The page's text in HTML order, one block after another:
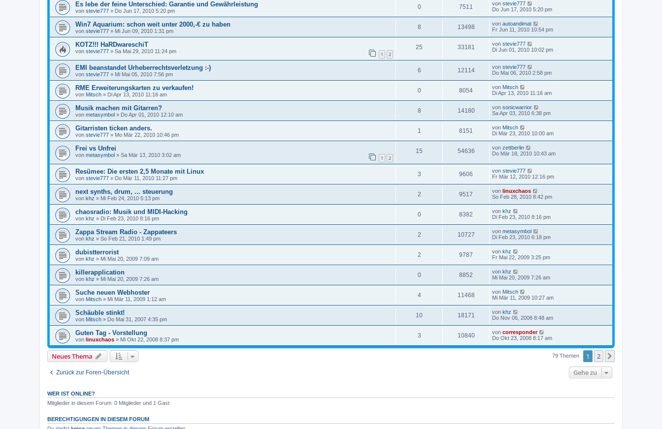
Es lebe der feine Unterschied: Garantie und Gewährleistung
von stevie777 » Do Jun 17, 2010 5:20 pm
0 7511 von stevie777
Do Jun 17, 2010 5:20 pm
Win7 Aquarium: schon weit unter 2000,-€ zu haben
von stevie777 » Mi Jun 09, 2010 1:31 pm
8 13498 von autoandimat
Fr Jun 11, 2010 10:54 pm
KOTZ!!! HaRDwareschiT
von stevie777 » Sa Mai 29, 2010 11:24 pm 1 2
25 33181 von stevie777
Di Jun 01, 2010 10:02 pm
EMI beanstandet Urheberrechtsverletzung :-)
von stevie777 » Mi Mai 05, 2010 7:56 pm
6 12114 von stevie777
Do Mai 06, 2010 2:58 pm
RME Erweiterungskarten zu verkaufen!
von Mitsch » Di Apr 13, 2010 11:16 am
0 8054 von Mitsch
Di Apr 13, 2010 11:16 am
Musik machen mit Gitarren?
von metasymbol » Do Apr 01, 2010 12:10 am
8 14180 von sonicwarrior
Sa Apr 03, 2010 6:38 pm
Gitarristen ticken anders.
von stevie777 » Mo Mär 22, 2010 10:46 pm
1 8151 von Mitsch
Di Mär 23, 2010 10:00 am
Frei vs Unfrei
von metasymbol » Sa Mär 13, 2010 3:02 am 1 2
15 54636 von zettberlin
Do Mär 18, 2010 10:43 am
Resümee: Die ersten 2,5 Monate mit Linux
von stevie777 » Do Mär 11, 2010 11:27 pm
3 9606 von stevie777
Fr Mär 12, 2010 12:16 pm
next synths, drum, ... steuerung
von khz » Mi Feb 24, 2010 5:13 pm
2 9517 von linuxchaos
So Feb 28, 2010 8:42 pm
chaosradio: Musik und MIDI-Hacking
von khz » Di Feb 23, 2010 8:16 pm
0 8382 von khz
Di Feb 23, 2010 8:16 pm
Zappa Stream Radio - Zappateers
von khz » So Feb 21, 2010 1:49 pm
2 10727 von metasymbol
Di Feb 23, 2010 6:18 pm
dubistterrorist
von khz » Mi Mai 20, 2009 7:09 am
2 9787 von khz
Fr Mai 22, 2009 3:25 pm
killerapplication
von khz » Mi Mai 20, 2009 7:26 am
0 8852 von khz
Mi Mai 20, 2009 7:26 am
Suche neuen Webhoster
von Mitsch » Mi Mär 11, 2009 1:12 am
4 11468 von Mitsch
Mi Mär 11, 2009 10:27 am
Schäuble stinkt!
von Mitsch » Do Mai 31, 2007 4:35 pm
10 18171 von khz
Do Nov 06, 2008 8:48 am
Guten Tag - Vorstellung
von linuxchaos » Mi Okt 22, 2008 8:37 pm
3 10840 von corresponder
Do Okt 23, 2008 8:17 am
Neues Thema 79 Themen 1 2
Zurück zur Foren-Übersicht Gehe zu
WER IST ONLINE?
Mitglieder in diesem Forum: 0 Mitglieder und 1 Gast
BERECHTIGUNGEN IN DIESEM FORUM